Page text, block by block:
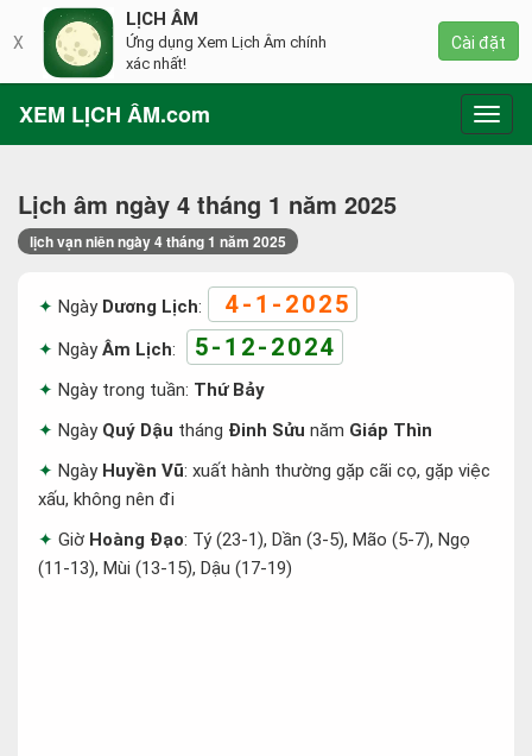
XEM LỊCH ÂM.com
Lịch âm ngày 4 tháng 1 năm 2025
lịch vạn niên ngày 4 tháng 1 năm 2025
Ngày Dương Lịch: 4-1-2025
NgàyÂm Lịch: 5-12-2024
Ngày trong tuần: Thứ Bảy
Ngày Quý Dậu tháng Đinh Sửu năm Giáp Thìn
Ngày Huyền Vũ: xuất hành thường gặp cãi cọ, gặp việc
xấu, không nên đi
Giờ Hoàng Đạo: Tý (23-1), Dần (3-5), Mão (5-7), Ngọ
(11-13), Mùi (13-15), Dậu (17-19)
X
LỊCH ÂM
Ứng dụng Xem Lịch Âm chính
xác nhất!
Cài đặt